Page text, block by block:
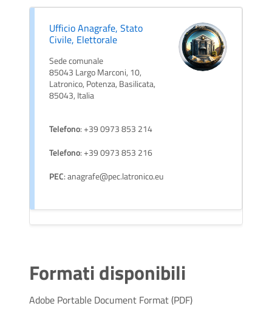
Ufficio Anagrafe, Stato
Civile, Elettorale
Sede comunale
85043 Largo Marconi, 10,
Latronico, Potenza, Basilicata,
85043, Italia
Telefono: +39 0973 853 214
Telefono: +39 0973 853 216
PEC: anagrafe@pec.latronico.eu
Formati disponibili
Adobe Portable Document Format (PDF)